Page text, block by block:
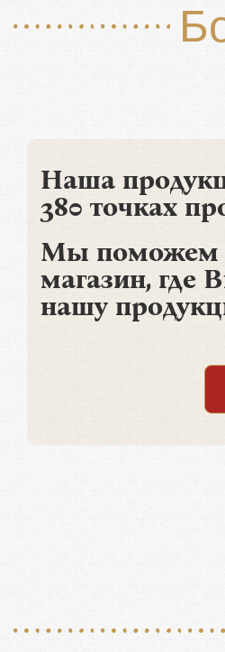
Наша
380 точках
Мы поможем
магазин, где
нашу